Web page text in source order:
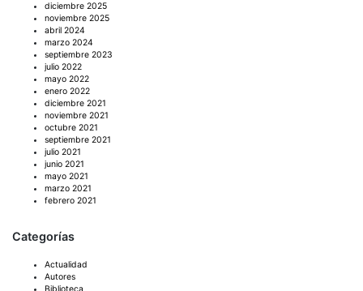
diciembre 2025
noviembre 2025
abril 2024
marzo 2024
septiembre 2023
julio 2022
mayo 2022
enero 2022
diciembre 2021
noviembre 2021
octubre 2021
septiembre 2021
julio 2021
junio 2021
mayo 2021
marzo 2021
febrero 2021
Categorías
Actualidad
Autores